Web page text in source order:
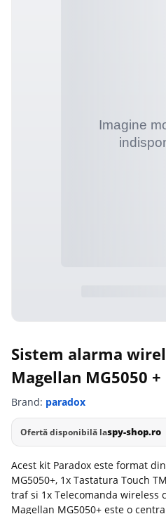
Sistem alarma
Magellan MG5050 +
Brand: paradox
Ofertă disponibilă laspy-shop.ro
Acest kit Paradox este format
MG5050+, 1x Tastatura Touch
traf si 1x Telecomanda wireless
Magellan MG5050+ este o